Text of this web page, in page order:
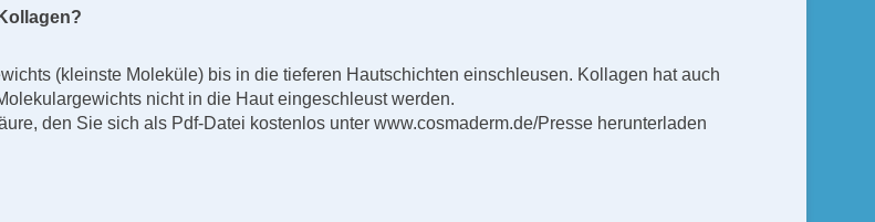
(kleinste Moleküle) bis in die tieferen Hautschichten einschleusen. Kollagen hat auch
nicht in die Haut eingeschleust werden.
den Sie sich als Pdf-Datei kostenlos unter www.cosmaderm.de/Presse herunterladen